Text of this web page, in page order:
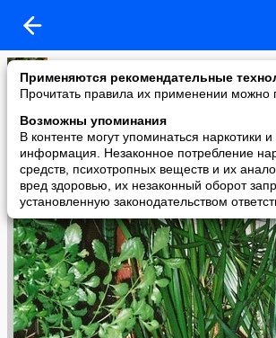
Применяются рекомендательные
Прочитать правила их применении можно
Возможны упоминания
В контенте могут упоминаться наркотики
информация. Незаконное потребление
средств, психотропных веществ и их
вред здоровью, их незаконный оборот
установленную законодательством
ЖЕМЧУЖИНКА
added a photo
21 Aug в 21:49